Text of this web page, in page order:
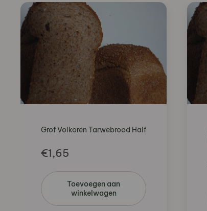
Grof Volkoren Tarwebrood Half
€1,65
Toevoegen aan
winkelwagen